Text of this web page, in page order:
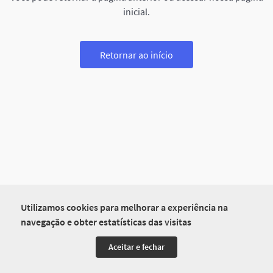
Utilizamos cookies para melhorar a experiência na
navegação e obter estatísticas das visitas
Aceitar e fechar
inicial.
Retornar ao início